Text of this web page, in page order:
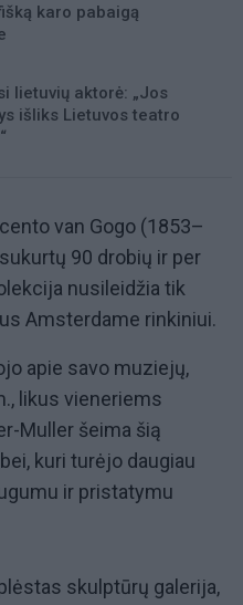
karo pabaigą
lietuvių aktorė: „Jos
išliks Lietuvos teatro
van Gogo (1853–
90 drobių ir per
nusileidžia tik
Amsterdame rinkiniui.
apie savo muziejų,
likus vieneriems
Muller šeima šią
kuri turėjo daugiau
ir pristatymu
skulptūrų galerija,